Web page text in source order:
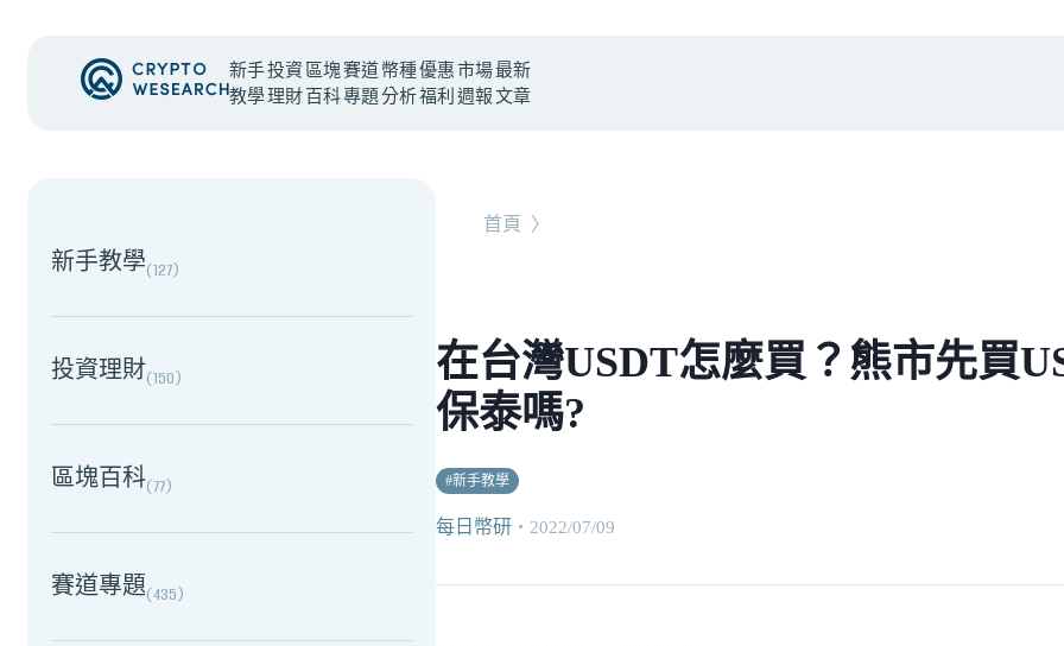
新手
教學
投資
理財
區塊
百科
賽道
專題
幣種
分析
優惠
福利
市場
週報
最新
文章
NEW EVENT
新手教學(127)
投資理財(150)
區塊百科(77)
賽道專題(435)
首頁 〉
在台灣USDT怎麼買？熊市先買
保泰嗎?
#新手教學
每日幣研 ・ 2022/07/09